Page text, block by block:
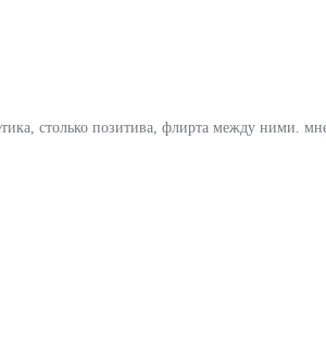
столько позитива, флирта между ними.